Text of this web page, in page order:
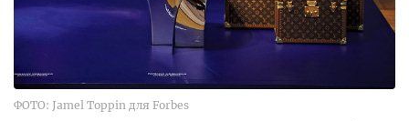
ФОТО: Jamel Toppin для Forbes